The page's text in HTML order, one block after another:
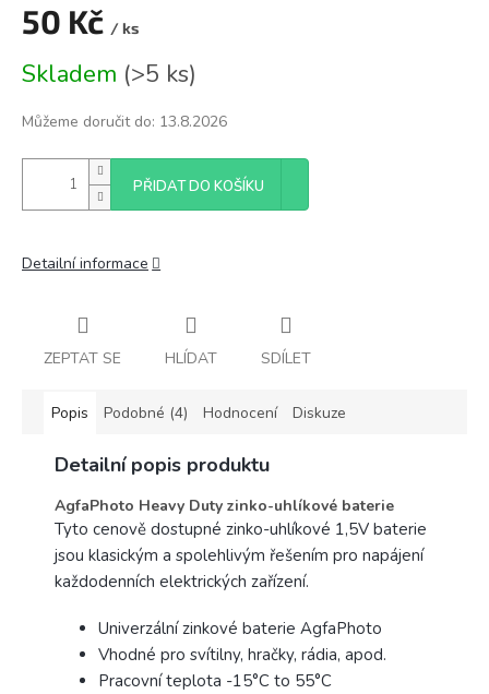
50 Kč / ks
cena:
Skladem (>5 ks)
Můžeme doručit do: 13.8.2026
PŘIDAT DO KOŠÍKU
Detailní informace
ZEPTAT SE HLÍDAT SDÍLET
Popis Podobné (4) Hodnocení Diskuze
Detailní popis produktu
AgfaPhoto Heavy Duty zinko-uhlíkové baterie
Tyto cenově dostupné zinko-uhlíkové 1,5V baterie
jsou klasickým a spolehlivým řešením pro napájení
každodenních elektrických zařízení.
Univerzální zinkové baterie AgfaPhoto
Vhodné pro svítilny, hračky, rádia, apod.
Pracovní teplota -15°C to 55°C